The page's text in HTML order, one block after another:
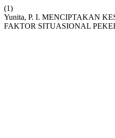
(1)
Yunita, P. I. MENCIPTAKAN
FAKTOR SITUASIONAL